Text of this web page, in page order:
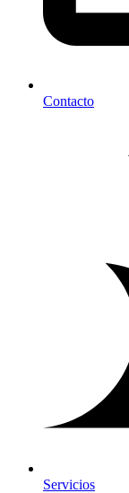
Contacto
Servicios